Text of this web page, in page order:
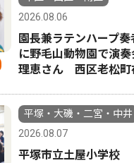
2026.08.06
園長兼ラテンハープ
に野毛山動物園で演
理恵さん 西区老松
平塚・大磯・二宮・中井
2026.08.07
平塚市立土屋小学校